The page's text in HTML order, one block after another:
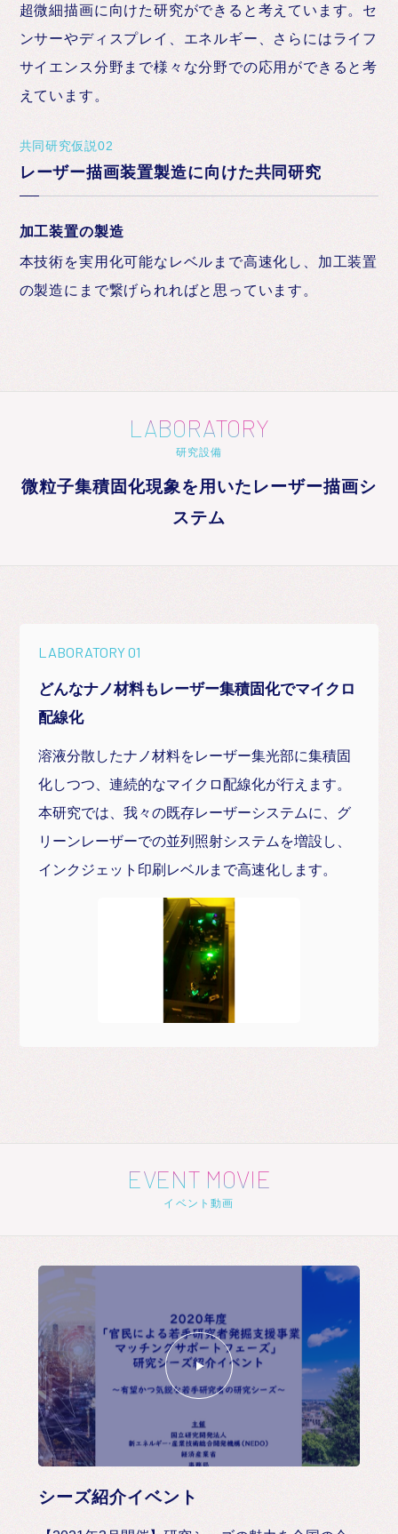
超微細描画に向けた研究ができると考えています。セ
ンサーやディスプレイ、エネルギー、さらにはライフ
サイエンス分野まで様々な分野での応用ができると考
えています。
共同研究仮説02
レーザー描画装置製造に向けた共同研究
加工装置の製造
本技術を実用化可能なレベルまで高速化し、加工装置
の製造にまで繋げられればと思っています。
LABORATORY
研究設備
微粒子集積固化現象を用いたレーザー描画シ
ステム
LABORATORY 01
どんなナノ材料もレーザー集積固化でマイクロ
配線化
溶液分散したナノ材料をレーザー集光部に集積固
化しつつ、連続的なマイクロ配線化が行えます。
本研究では、我々の既存レーザーシステムに、グ
リーンレーザーでの並列照射システムを増設し、
インクジェット印刷レベルまで高速化します。
EVENT MOVIE
イベント動画
シーズ紹介イベント